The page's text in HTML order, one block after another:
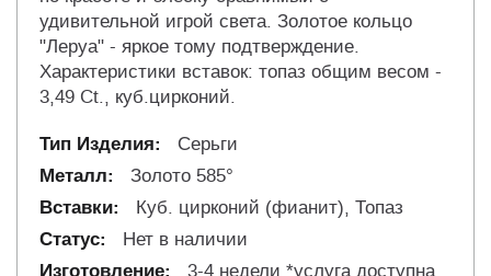
удивительной игрой света. Золотое кольцо
"Леруа" - яркое тому подтверждение.
Характеристики вставок: топаз общим весом -
3,49 Ct., куб.цирконий.
Серьги
Золото 585°
Куб. цирконий (фианит), Топаз
Нет в наличии
3-4 недели *услуга доступна